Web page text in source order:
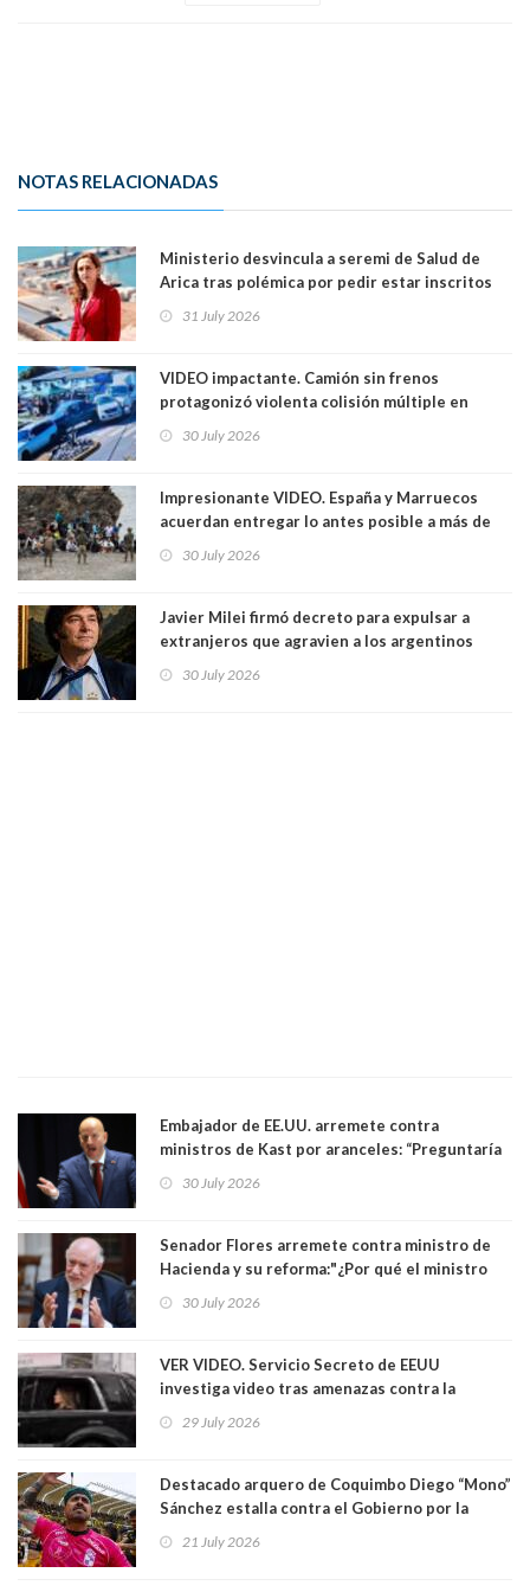
NOTAS RELACIONADAS
Ministerio desvincula a seremi de Salud de
Arica tras polémica por pedir estar inscritos
en el Partido Republicano para un cupo laboral.
Ya son 29 seremis despedidos desde el 11 de
31 July 2026
VIDEO impactante. Camión sin frenos
protagonizó violenta colisión múltiple en
Cartagena: 13 lesionados y dos heridos graves
30 July 2026
Impresionante VIDEO. España y Marruecos
acuerdan entregar lo antes posible a más de
dos mil personas que ingresaron como
avalancha y de manera irregular a territorio
30 July 2026
Javier Milei firmó decreto para expulsar a
extranjeros que agravien a los argentinos
luego del mundial
30 July 2026
Embajador de EE.UU. arremete contra
ministros de Kast por aranceles: “Preguntaría
si ese ministro realmente ha leído el Tratado.
Yo diría que no”
30 July 2026
Senador Flores arremete contra ministro de
Hacienda y su reforma:"¿Por qué el ministro
Quiroz se empecina en favorecer a municipios
más ricos, pasándole la aplanadora a los
30 July 2026
VER VIDEO. Servicio Secreto de EEUU
investiga video tras amenazas contra la
primera dama Melania Trump y su hijo Barron
29 July 2026
Destacado arquero de Coquimbo Diego “Mono”
Sánchez estalla contra el Gobierno por la
catástrofe en su ciudad. Lanzó dura acusación
contra ministro Poduje a quién trató de
21 July 2026